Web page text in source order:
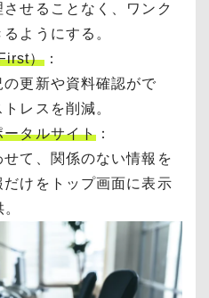
せることなく、ワンク
ようにする。
） ：
更新や資料確認がで
レスを削減。
ータルサイト ：
て、関係のない情報を
けをトップ画面に表示